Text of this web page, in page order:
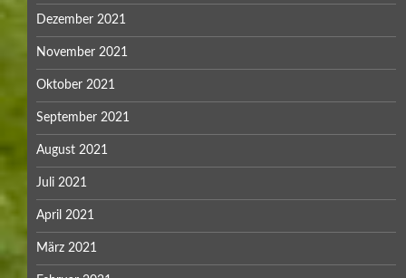
Dezember 2021
November 2021
Oktober 2021
September 2021
August 2021
Juli 2021
April 2021
März 2021